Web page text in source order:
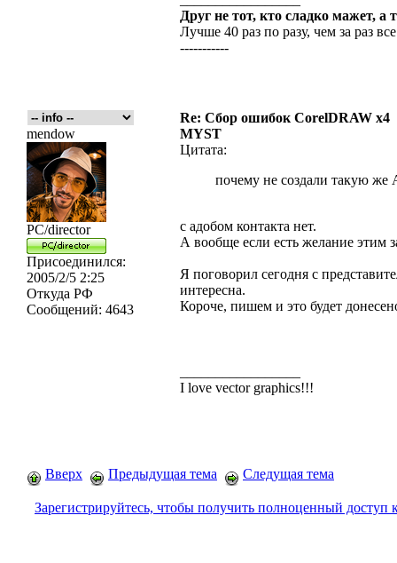
Друг не тот, кто сладко мажет, а
Лучше 40 раз по разу, чем за раз
-----------
Re: Сбор ошибок CorelDRAW x4
mendow
PC/director
Присоединился:
2005/2/5 2:25
Откуда РФ
Сообщений: 4643
MYST
Цитата:
почему не создали такую же
с адобом контакта нет.
А вообще если есть желание этим
Я поговорил сегодня с
интересна.
Короче, пишем и это будет
I love vector graphics!!!
Вверх Предыдущая тема Следущая тема
Зарегистрируйтесь, чтобы получить полноценный доступ